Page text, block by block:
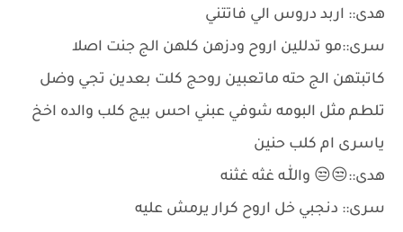
هدى:: اربد دروس الي فاتتني
سرى::مو تدللين اروح ودزهن كلهن الج جنت اصلا
كاتبتهن الج حته ماتعبين روحج كلت بعدين تجي وضل
تلطم مثل البومه شوفي عبني احس بيج كلب والده اخخ
ياسرى ام كلب حنين
هدى::😒😒 واللّٰـه غثه غثنه
سرى:: دنجبي خل اروح كرار يرمش عليه